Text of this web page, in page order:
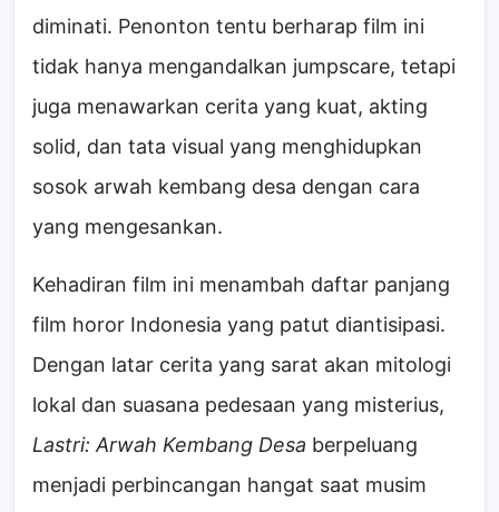
diminati. Penonton tentu berharap film ini
tidak hanya mengandalkan jumpscare, tetapi
juga menawarkan cerita yang kuat, akting
solid, dan tata visual yang menghidupkan
sosok arwah kembang desa dengan cara
yang mengesankan.
Kehadiran film ini menambah daftar panjang
film horor Indonesia yang patut diantisipasi.
Dengan latar cerita yang sarat akan mitologi
lokal dan suasana pedesaan yang misterius,
Lastri: Arwah Kembang Desa berpeluang
menjadi perbincangan hangat saat musim